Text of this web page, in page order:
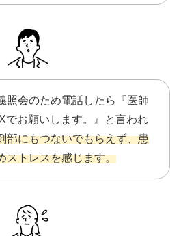
照会のため電話したら『医師
でお願いします。』と言われ
部にもつないでもらえず、患
ストレスを感じます。